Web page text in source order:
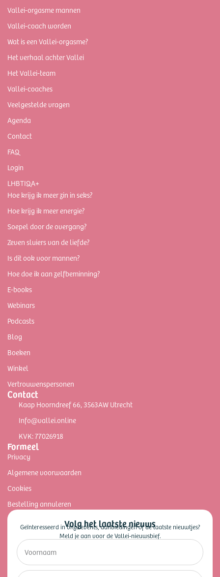
Vallei-orgasme mannen
Vallei-coach worden
Wat is een Vallei-orgasme?
Het verhaal achter Vallei
Het Vallei-team
Vallei-coaches
Veelgestelde vragen
Agenda
Contact
FAQ
Login
LHBTIQA+
Hoe krijg ik meer zin in seks?
Hoe krijg ik meer energie?
Soepel door de overgang?
Zeven sluiers van de liefde?
Is dit ook voor mannen?
Hoe doe ik aan zelfbeminning?
E-books
Webinars
Podcasts
Blog
Boeken
Winkel
Vertrouwenspersonen
Contact
Kaap Hoorndreef 66, 3563AW Utrecht
Info@vallei.online
KVK: 77026918
Formeel
Privacy
Algemene voorwaarden
Cookies
Bestelling annuleren
Volg het laatste nieuws
Geïnteresseerd in onze events, aanbiedingen of de laatste nieuwtjes?
Meld je aan voor de Vallei-nieuwsbief.